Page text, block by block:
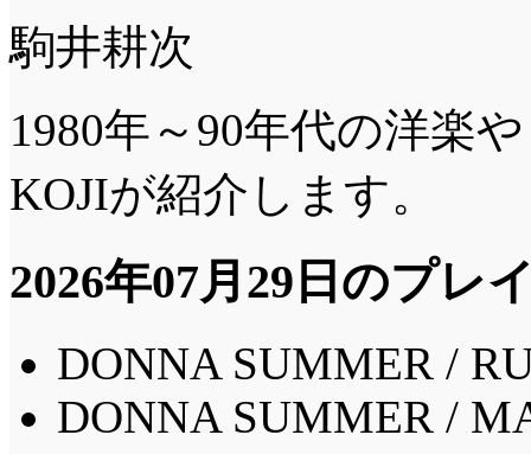
駒井耕次
1980年～90年代の洋楽
KOJIが紹介します。
2026年07月29日のプレ
DONNA SUMMER /
DONNA SUMMER /